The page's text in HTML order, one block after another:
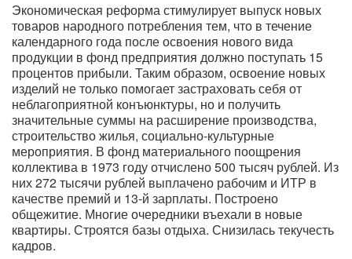
Экономическая реформа стимулирует выпуск новых
товаров народного потребления тем, что в течение
календарного года после освоения нового вида
продукции в фонд предприятия должно поступать 15
процентов прибыли. Таким образом, освоение новых
изделий не только помогает застраховать себя от
неблагоприятной конъюнктуры, но и получить
значительные суммы на расширение производства,
строительство жилья, социально-культурные
мероприятия. В фонд материального поощрения
коллектива в 1973 году отчислено 500 тысяч рублей. Из
них 272 тысячи рублей выплачено рабочим и ИТР в
качестве премий и 13-й зарплаты. Построено
общежитие. Многие очередники въехали в новые
квартиры. Строятся базы отдыха. Снизилась текучесть
кадров.